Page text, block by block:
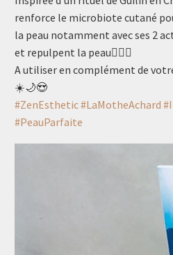
renforce le microbiote cutané
la peau notamment avec ses 2
et repulpent la peau💆🏻‍♀️
A utiliser en complément de
☀️🌙😍
#ZenEsthetic#LaMotheAchard
#PeauParfaite